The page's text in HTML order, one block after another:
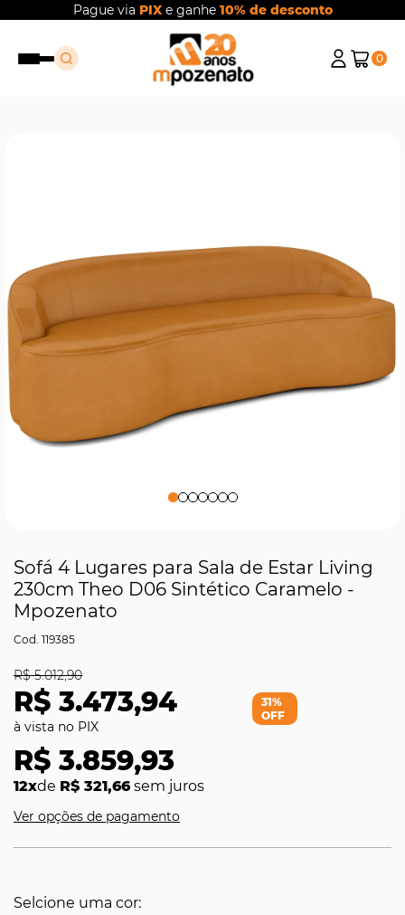
Pague via PIXe ganhe 10% de desconto
0
Sofá 4 Lugares para Sala de Estar Living
230cm Theo D06 Sintético Caramelo -
Mpozenato
119385
R$ 3.473,94
R$ 5.012,90
R$ 3.859,93
12xde R$ 321,66 sem juros
31%
OFF
Ver opções de pagamento
Selcione uma cor